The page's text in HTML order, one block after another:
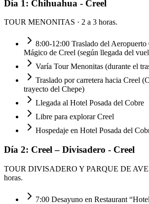
Día 1: Chihuahua - Creel
TOUR MENONITAS · 2 a 3 horas.
8:00-12:00 Traslado del
Mágico de Creel (según llegada del
Varía Tour Menonitas (durante el
Traslado por carretera hacia Creel
trayecto del Chepe)
Llegada al Hotel Posada del Cobre
Libre para explorar Creel
Hospedaje en Hotel Posada del
Día 2: Creel – Divisadero - Creel
TOUR DIVISADERO Y PARQUE DE
horas.
7:00 Desayuno en Restaurant